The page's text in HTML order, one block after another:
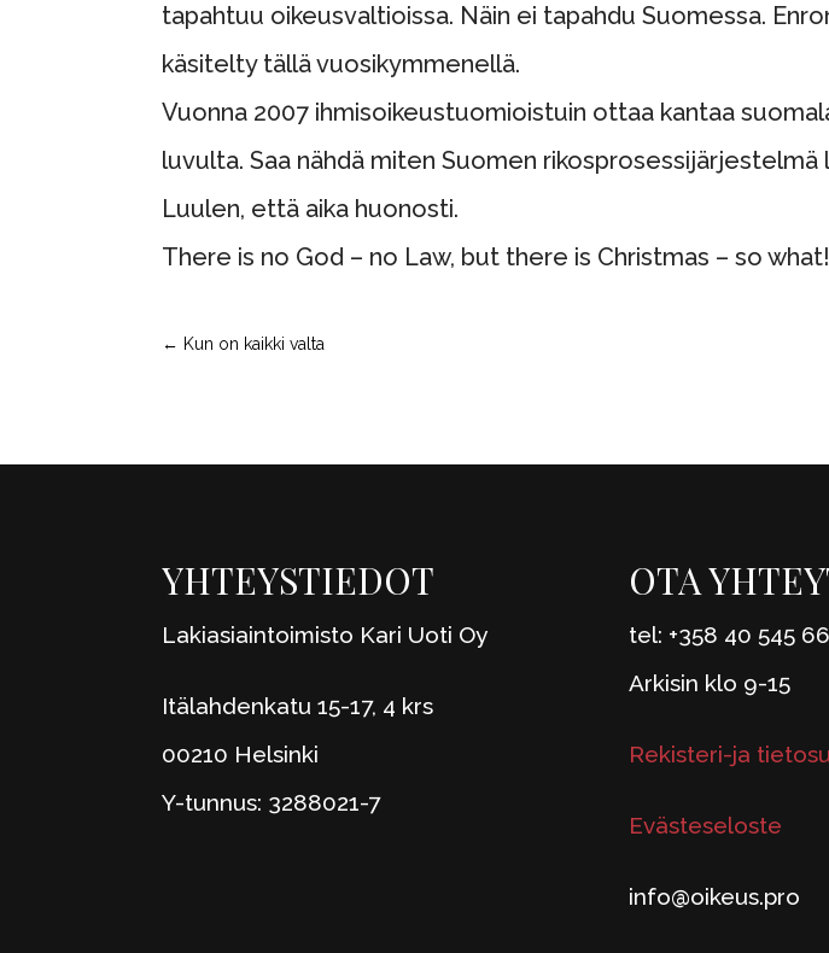
tapahtuu oikeusvaltioissa. Näin ei tapahdu Suomessa.
käsitelty tällä vuosikymmenellä.
Vuonna 2007 ihmisoikeustuomioistuin ottaa kantaa
luvulta. Saa nähdä miten Suomen rikosprosessijärjestelmä
Luulen, että aika huonosti.
There is no God – no Law, but there is Christmas – so what!
← Kun on kaikki valta
YHTEYSTIEDOT
Lakiasiaintoimisto Kari Uoti Oy
Itälahdenkatu 15-17, 4 krs
00210 Helsinki
Y-tunnus: 3288021-7
OTA
tel: +358 40 545
Arkisin klo 9-15
Rekisteri-ja
Evästeseloste
info@oikeus.pro